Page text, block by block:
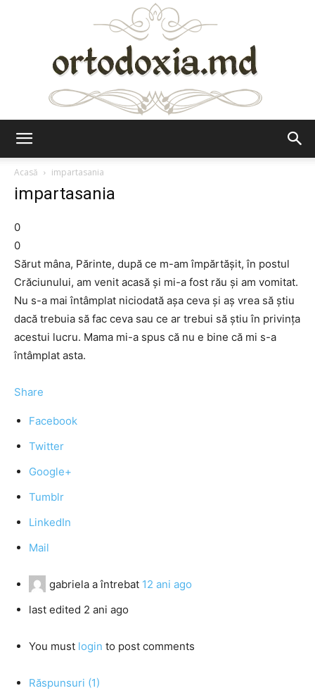
Acasă
impartasania
impartasania
0
0
Sărut mâna, Părinte, după ce m-am împărtăşit, în postul
Crăciunului, am venit acasă şi mi-a fost rău şi am vomitat.
Nu s-a mai întâmplat niciodată aşa ceva şi aş vrea să ştiu
dacă trebuia să fac ceva sau ce ar trebui să ştiu în privinţa
acestui lucru. Mama mi-a spus că nu e bine că mi s-a
întâmplat asta.
Share
Facebook
Twitter
Google+
Tumblr
LinkedIn
Mail
gabriela a întrebat 12 ani ago
last edited 2 ani ago
You must login to post comments
Răspunsuri (1)